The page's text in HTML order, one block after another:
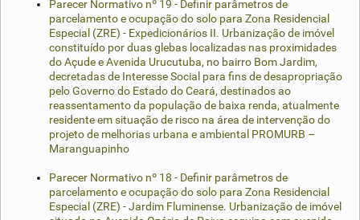
Parecer Normativo nº 19 - Definir parâmetros de
parcelamento e ocupação do solo para Zona Residencial
Especial (ZRE) - Expedicionários II. Urbanização de imóvel
constituído por duas glebas localizadas nas proximidades
do Açude e Avenida Urucutuba, no bairro Bom Jardim,
decretadas de Interesse Social para fins de desapropriação
pelo Governo do Estado do Ceará, destinados ao
reassentamento da população de baixa renda, atualmente
residente em situação de risco na área de intervenção do
projeto de melhorias urbana e ambiental PROMURB –
Maranguapinho
Parecer Normativo nº 18 - Definir parâmetros de
parcelamento e ocupação do solo para Zona Residencial
Especial (ZRE) - Jardim Fluminense. Urbanização de imóvel